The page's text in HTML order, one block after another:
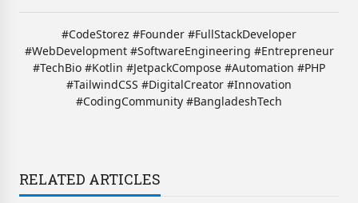
#CodeStorez #Founder #FullStackDeveloper
#WebDevelopment #SoftwareEngineering #Entrepreneur
#TechBio #Kotlin #JetpackCompose #Automation #PHP
#TailwindCSS #DigitalCreator #Innovation
#CodingCommunity #BangladeshTech
RELATED ARTICLES